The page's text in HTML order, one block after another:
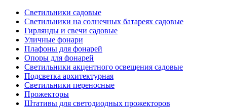
Светильники садовые
Светильники на солнечных батареях садовые
Гирлянды и свечи садовые
Уличные фонари
Плафоны для фонарей
Опоры для фонарей
Светильники акцентного освещения садовые
Подсветка архитектурная
Светильники переносные
Прожекторы
Штативы для светодиодных прожекторов